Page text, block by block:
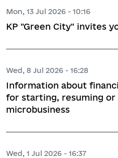
Mon, 13 Jul 2026 - 10:16
KP "Green City" invites
Wed, 8 Jul 2026 - 16:28
Information about
for starting, resuming or
microbusiness
Wed, 1 Jul 2026 - 16:37